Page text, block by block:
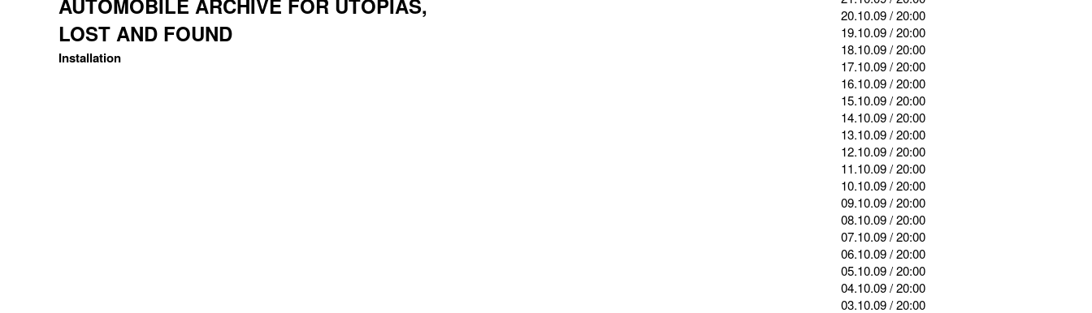
LOST AND FOUND
Installation
20.10.09/ 20:00
19.10.09/ 20:00
18.10.09/ 20:00
17.10.09/ 20:00
16.10.09/ 20:00
15.10.09/ 20:00
14.10.09/ 20:00
13.10.09/ 20:00
12.10.09/ 20:00
11.10.09/ 20:00
10.10.09/ 20:00
09.10.09/ 20:00
08.10.09/ 20:00
07.10.09/ 20:00
06.10.09/ 20:00
05.10.09/ 20:00
04.10.09/ 20:00
03.10.09/ 20:00